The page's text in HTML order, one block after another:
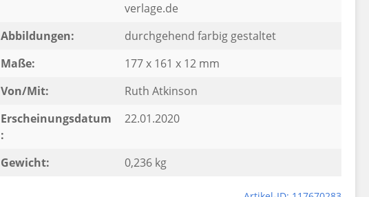
verlage.de
Abbildungen:
durchgehend farbig gestaltet
Maße:
177 x 161 x 12 mm
Von/Mit:
Ruth Atkinson
Erscheinungsdatum
:
22.01.2020
Gewicht: 0,236 kg